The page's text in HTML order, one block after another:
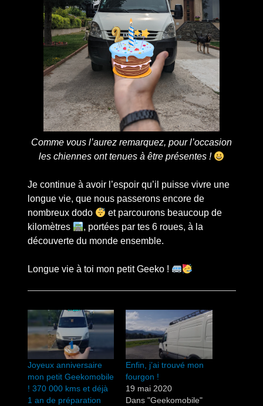
Comme vous l’aurez remarquez, pour l’occasion
les chiennes ont tenues à être présentes !
Je continue à avoir l’espoir qu’il puisse vivre une
longue vie, que nous passerons encore de
nombreux dodo
et parcourons beaucoup de
kilomètres
, portées par tes 6 roues, à la
découverte du monde ensemble.
Longue vie à toi mon petit Geeko !
Joyeux anniversaire
mon petit Geekomobile
! 370 000 kms et déjà
1 an de préparation
Enfin, j’ai trouvé mon
fourgon !
19 mai 2020
Dans "Geekomobile"